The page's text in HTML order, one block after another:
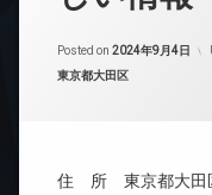
Posted on 2024年9月4日
カテゴリー:
東京都大田区
住 所 東京都大田